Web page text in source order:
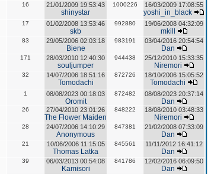
16 21/01/2009 19:53:43
shinystar
1000226 16/03/2009 17:08:55
yoshi_in_black
17 01/02/2008 13:53:46
skb
992880 19/06/2008 04:32:09
mkill
83 29/05/2006 02:03:18
Biene
983191 03/04/2016 20:54:54
Dan
171 28/03/2010 12:40:30
souljumper
944438 25/12/2010 15:33:35
Niremori
32 14/07/2006 18:51:16
Tomodachi
872726 18/10/2006 15:05:52
Tomodachi
1 08/08/2023 00:18:03
Oromit
872482 08/08/2023 20:37:14
Dan
26 27/04/2010 23:01:26
The Flower Maiden
848222 18/08/2010 03:48:33
Niremori
28 24/07/2006 14:10:29
Anonymous
847381 21/02/2008 07:33:09
Dan
21 10/06/2006 11:15:05
Thomas Latka
845561 11/11/2012 16:41:12
Dan
39 06/03/2013 00:54:08
Kamisori
841786 12/02/2016 06:09:50
Dan